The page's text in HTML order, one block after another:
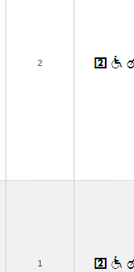
2
1